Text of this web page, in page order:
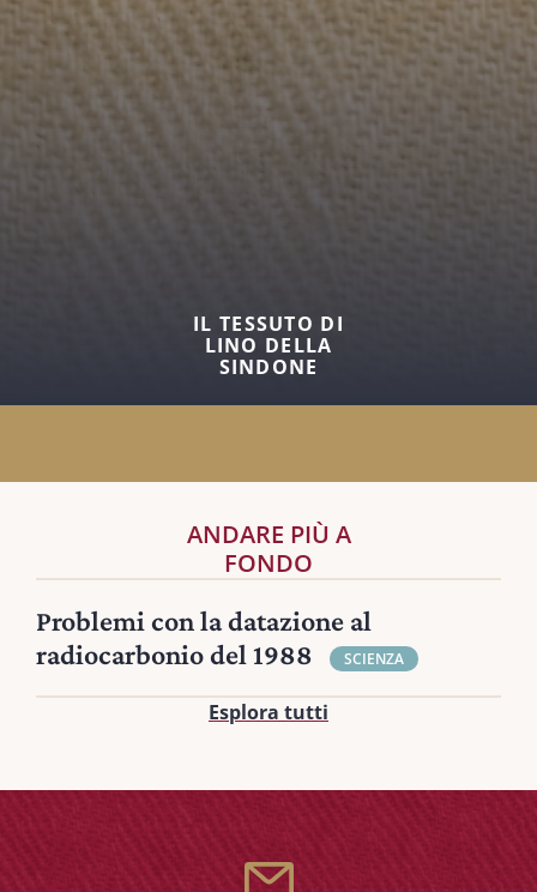
IL TESSUTO DI
LINO DELLA
SINDONE
ANDARE PIÙ A
FONDO
Problemi con la datazione al
radiocarbonio del 1988
SCIENZA
Esplora tutti